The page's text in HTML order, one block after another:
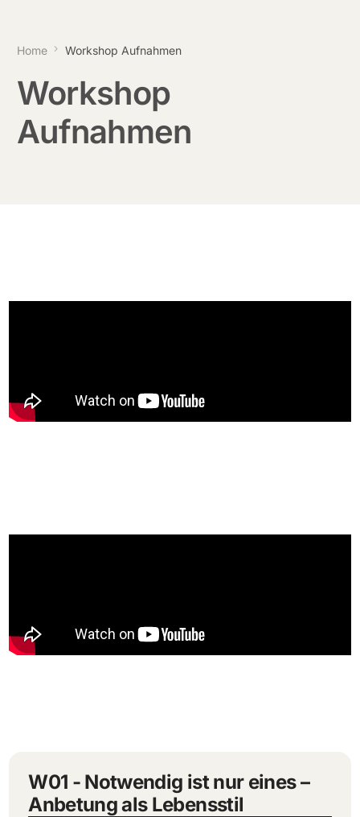
Home Workshop Aufnahmen
Workshop
Aufnahmen
W01 - Notwendig ist nur eines –
Anbetung als Lebensstil